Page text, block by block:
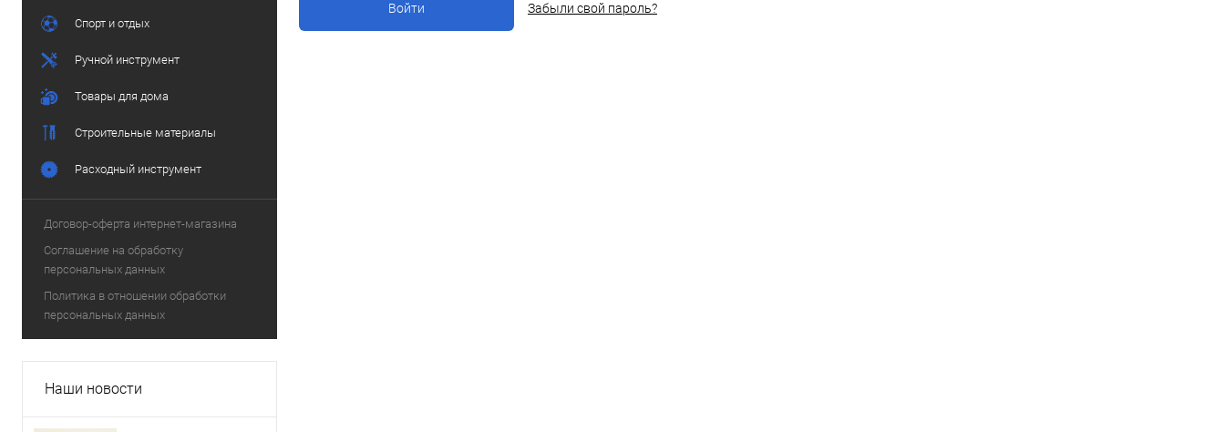
Спорт и отдых
Ручной инструмент
Товары для дома
Строительные материалы
Расходный инструмент
Договор-оферта интернет-магазина
Соглашение на обработку
персональных данных
Политика в отношении обработки
персональных данных
Наши новости
Забыли свой пароль?